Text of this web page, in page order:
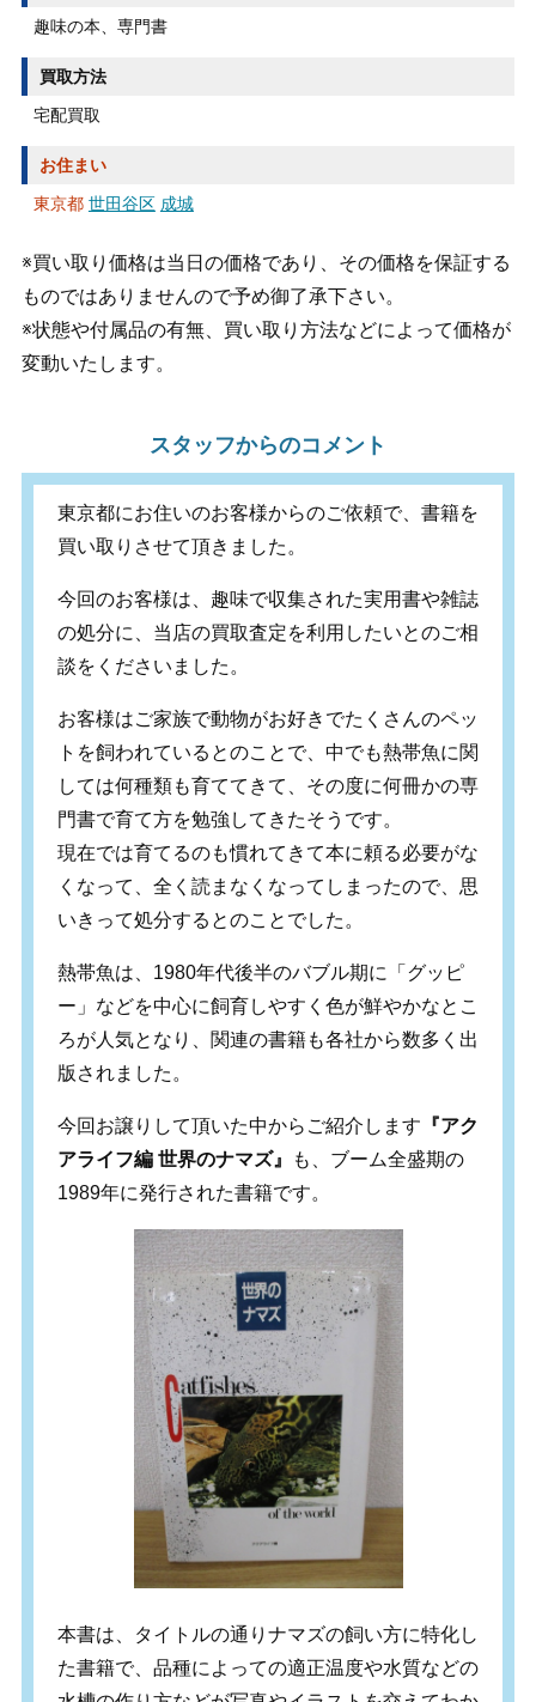
趣味の本、専門書
買取方法
宅配買取
お住まい
東京都 世田谷区 成城
※買い取り価格は当日の価格であり、その価格を保証する
ものではありませんので予め御了承下さい。
※状態や付属品の有無、買い取り方法などによって価格が
変動いたします。
スタッフからのコメント
東京都にお住いのお客様からのご依頼で、書籍を
買い取りさせて頂きました。
今回のお客様は、趣味で収集された実用書や雑誌
の処分に、当店の買取査定を利用したいとのご相
談をくださいました。
お客様はご家族で動物がお好きでたくさんのペッ
トを飼われているとのことで、中でも熱帯魚に関
しては何種類も育ててきて、その度に何冊かの専
門書で育て方を勉強してきたそうです。
現在では育てるのも慣れてきて本に頼る必要がな
くなって、全く読まなくなってしまったので、思
いきって処分するとのことでした。
熱帯魚は、1980年代後半のバブル期に「グッピ
ー」などを中心に飼育しやすく色が鮮やかなとこ
ろが人気となり、関連の書籍も各社から数多く出
版されました。
今回お譲りして頂いた中からご紹介します 『アク
アライフ編 世界のナマズ』
も、ブーム全盛期の
1989年に発行された書籍です。
本書は、タイトルの通りナマズの飼い方に特化し
た書籍で、品種によっての適正温度や水質などの